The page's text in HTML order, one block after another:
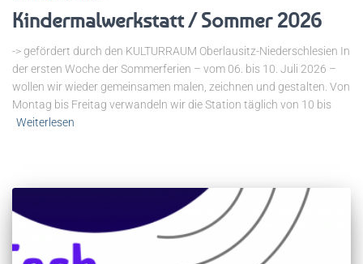
Kindermalwerkstatt / Sommer 2026
-> gefördert durch den KULTURRAUM Oberlausitz-Niederschlesien In
der ersten Woche der Sommerferien – vom 06. bis 10. Juli 2026 –
wollen wir wieder gemeinsamen malen, zeichnen und gestalten. Von
Montag bis Freitag verwandeln wir die Station täglich von 10 bis
Weiterlesen